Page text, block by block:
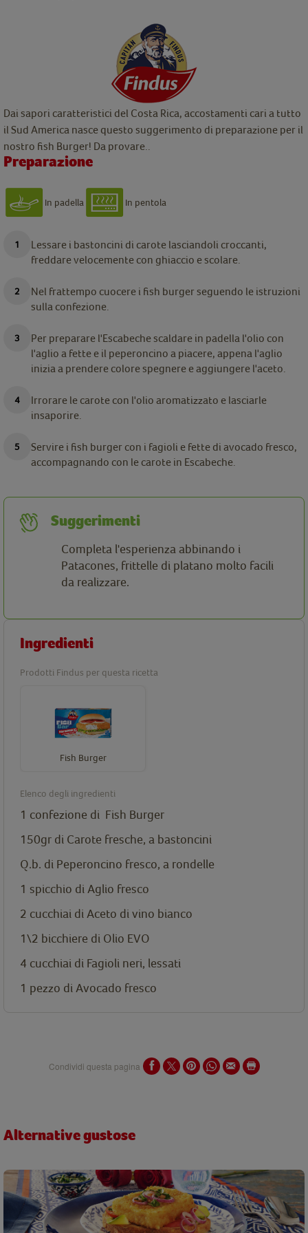
Dai sapori caratteristici del Costa Rica, accostamenti cari a tutto
il Sud America nasce questo suggerimento di preparazione per il
nostro fish Burger! Da provare..
Preparazione
In padella In pentola
Lessare i bastoncini di carote lasciandoli croccanti,
freddare velocemente con ghiaccio e scolare.
Nel frattempo cuocere i fish burger seguendo le istruzioni
sulla confezione.
Per preparare l'Escabeche scaldare in padella l'olio con
l'aglio a fette e il peperoncino a piacere, appena l'aglio
inizia a prendere colore spegnere e aggiungere l'aceto.
Irrorare le carote con l'olio aromatizzato e lasciarle
insaporire.
Servire i fish burger con i fagioli e fette di avocado fresco,
accompagnando con le carote in Escabeche.
Suggerimenti
Completa l'esperienza abbinando i
Patacones, frittelle di platano molto facili
da realizzare.
Ingredienti
Prodotti Findus per questa ricetta
Fish Burger
Elenco degli ingredienti
1 confezione di Fish Burger
150gr di Carote fresche, a bastoncini
Q.b. di Peperoncino fresco, a rondelle
1 spicchio di Aglio fresco
2 cucchiai di Aceto di vino bianco
1\2 bicchiere di Olio EVO
4 cucchiai di Fagioli neri, lessati
1 pezzo di Avocado fresco
Condividi questa pagina
Alternative gustose